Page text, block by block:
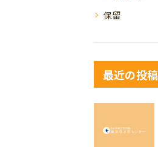
保留
最近の投稿